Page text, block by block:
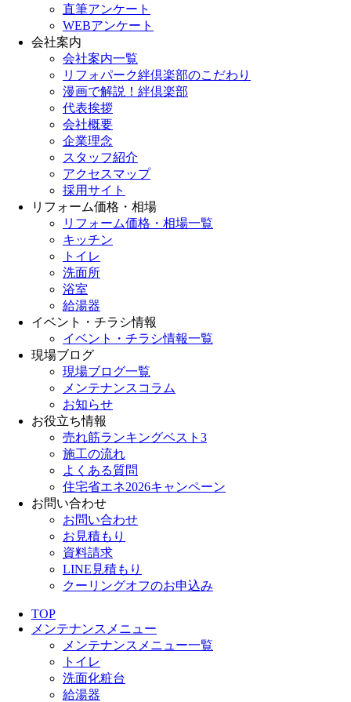
直筆アンケート
WEBアンケート
会社案内
会社案内一覧
リフォパーク絆倶楽部のこだわり
漫画で解説！絆倶楽部
代表挨拶
会社概要
企業理念
スタッフ紹介
アクセスマップ
採用サイト
リフォーム価格・相場
リフォーム価格・相場一覧
キッチン
トイレ
洗面所
浴室
給湯器
イベント・チラシ情報
イベント・チラシ情報一覧
現場ブログ
現場ブログ一覧
メンテナンスコラム
お知らせ
お役立ち情報
売れ筋ランキングベスト3
施工の流れ
よくある質問
住宅省エネ2026キャンペーン
お問い合わせ
お問い合わせ
お見積もり
資料請求
LINE見積もり
クーリングオフのお申込み
TOP
メンテナンスメニュー
メンテナンスメニュー一覧
トイレ
洗面化粧台
給湯器